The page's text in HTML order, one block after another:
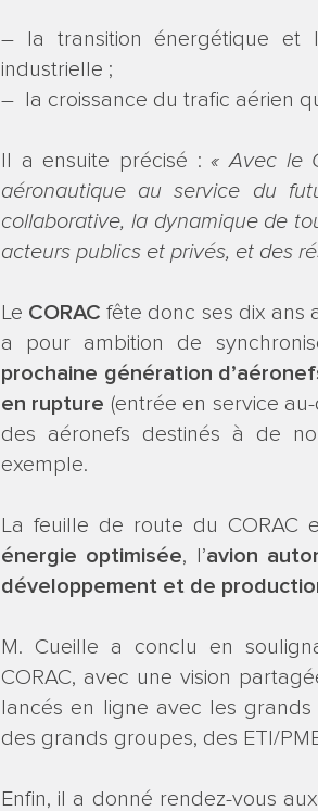
– la transition énergétique et
industrielle ;
– la croissance du trafic aérien
Il a ensuite précisé :« Avec le
aéronautique au service du
collaborative, la dynamique de
acteurs publics et privés, et des
Le CORAC fête donc ses dix ans
a pour ambition de
prochaine génération
en rupture (entrée en service
des aéronefs destinés à de
exemple.
La feuille de route du CORAC
énergie optimisée, l’avion
développement et de
M. Cueille a conclu en
CORAC, avec une vision
lancés en ligne avec les
des grands groupes, des ETI/
Enfin, il a donné rendez-vous